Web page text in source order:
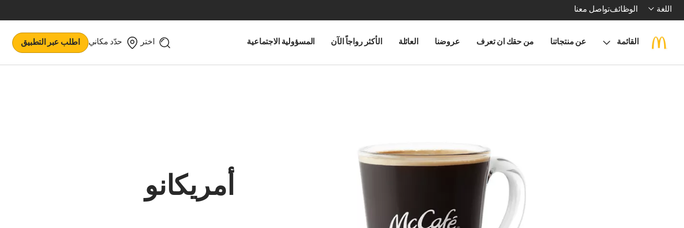
اللغة الوظائفتواصل معنا
القائمة عن منتجاتنا من حقك ان تعرف عروضنا العائلة الأكثر رواجاً الآن المسؤولية الاجتماعية اختر حدّد مكاني اطلب عبر التطبيق
أمريكانو